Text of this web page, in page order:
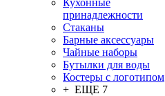
Кухонные
принадлежности
Стаканы
Барные аксессуары
Чайные наборы
Бутылки для воды
Костеры с логотипом
+ ЕЩЕ 7